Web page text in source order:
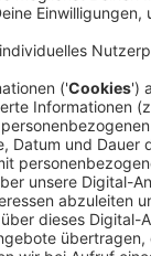
Anzeige
Die
soll
fühlen
Anzeige